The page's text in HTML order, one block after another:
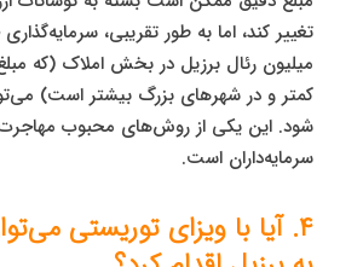
میلیون رئال برزیل در بخش املاک (که
کمتر و در شهرهای بزرگ بیشتر است)
شود. این یکی از روش‌های محبوب مهاجرت
سرمایه‌داران است.
۴. آیا با ویزای توریستی